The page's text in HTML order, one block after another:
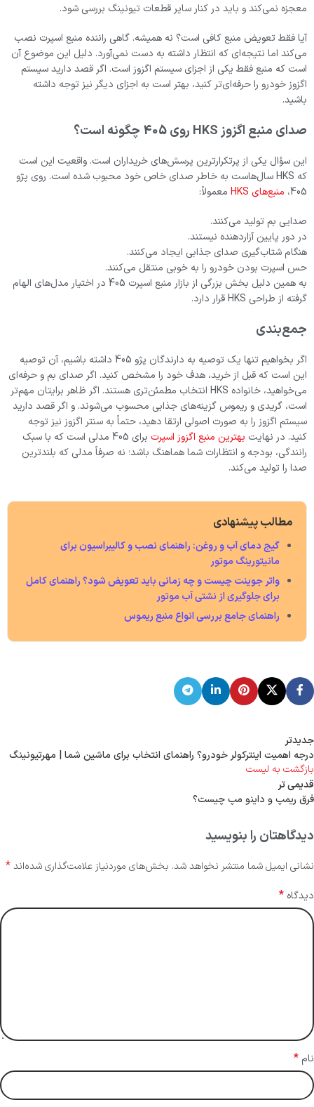
معجزه نمی‌کند و باید در کنار سایر قطعات تیونینگ بررسی شود.
آیا فقط تعویض منبع کافی است؟ نه همیشه. گاهی راننده منبع اسپرت نصب
می‌کند اما نتیجه‌ای که انتظار داشته به دست نمی‌آورد. دلیل این موضوع آن
است که منبع فقط یکی از اجزای سیستم اگزوز است. اگر قصد دارید سیستم
اگزوز خودرو را حرفه‌ای‌تر کنید، بهتر است به اجزای دیگر نیز توجه داشته
باشید.
صدای منبع اگزوز HKS روی 405 چگونه است؟
این سؤال یکی از پرتکرارترین پرسش‌های خریداران است. واقعیت این است
که HKS سال‌هاست به خاطر صدای خاص خود محبوب شده است. روی پژو
405، منبع‌های HKS
معمولاً:
صدایی بم تولید می‌کنند.
در دور پایین آزاردهنده نیستند.
هنگام شتاب‌گیری صدای جذابی ایجاد می‌کنند.
حس اسپرت بودن خودرو را به خوبی منتقل می‌کنند.
به همین دلیل بخش بزرگی از بازار منبع اسپرت 405 در اختیار مدل‌های الهام
گرفته از طراحی HKS قرار دارد.
جمع‌بندی
اگر بخواهیم تنها یک توصیه به دارندگان پژو 405 داشته باشیم، آن توصیه
این است که قبل از خرید، هدف خود را مشخص کنید. اگر صدای بم و حرفه‌ای
می‌خواهید، خانواده HKS انتخاب مطمئن‌تری هستند. اگر ظاهر برایتان مهم‌تر
است، گریدی و ریموس گزینه‌های جذابی محسوب می‌شوند. و اگر قصد دارید
سیستم اگزوز را به صورت اصولی ارتقا دهید، حتماً به سنتر اگزوز نیز توجه
کنید. در نهایت بهترین منبع اگزوز اسپرت
برای 405 مدلی است که با سبک
رانندگی، بودجه و انتظارات شما هماهنگ باشد؛ نه صرفاً مدلی که بلندترین
صدا را تولید می‌کند.
مطالب پیشنهادی
گیج دمای آب و روغن: راهنمای نصب و کالیبراسیون برای
مانیتورینگ موتور
واتر جوینت چیست و چه زمانی باید تعویض شود؟ راهنمای کامل
برای جلوگیری از نشتی آب موتور
راهنمای جامع بررسی انواع منبع ریموس
جدیدتر
درجه اهمیت اینترکولر خودرو؟ راهنمای انتخاب برای ماشین شما | مهرتیونینگ
بازگشت به لیست
قدیمی تر
فرق ریمپ و داینو مپ چیست؟
دیدگاهتان را بنویسید
نشانی ایمیل شما منتشر نخواهد شد. بخش‌های موردنیاز علامت‌گذاری شده‌اند*
دیدگاه *
نام *